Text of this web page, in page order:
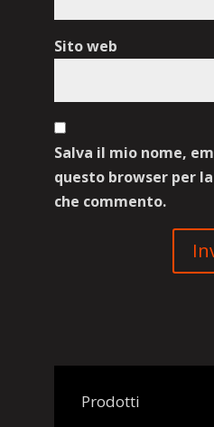
Sito web
Salva il mio nome,
questo browser per
che commento.
Prodotti